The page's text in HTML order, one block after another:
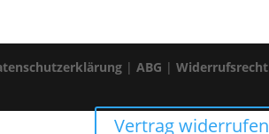
|ABG |Widerrufsrecht
Vertrag widerrufen